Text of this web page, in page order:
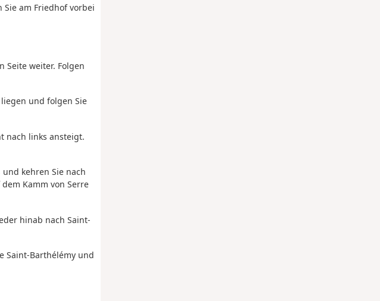
Sie am Friedhof vorbei
Seite weiter. Folgen
und folgen Sie
nach links ansteigt.
kehren Sie nach
Kamm von Serre
hinab nach Saint-
Saint-Barthélémy und